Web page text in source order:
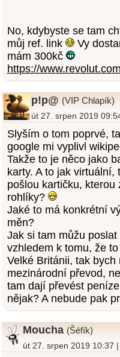
No, kdybyste se tam
můj ref. link
Vy
mám 300kč
https://
p!p@ (VIP Chlapík)
út 27. srpen 2019
Slyším o tom poprvé,
google mi vyplivl
Takže to je něco jako
karty. A to jak
pošlou kartičku,
rohlíky?
Jaké to má konkrétní
měn?
Jak si tam můžu
vzhledem k tomu, že
Velké Británii, tak
mezinárodní převod,
tam dají převést
nějak? A nebude pak
Moucha (Šéfík)
út 27. srpen 2019 10:37 |